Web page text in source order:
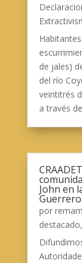
de jales)
del río
veintitrés
a través
John en
Guerrero
por
destacado,